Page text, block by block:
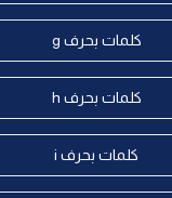
كلمات بحرف g
كلمات بحرف h
كلمات بحرف i